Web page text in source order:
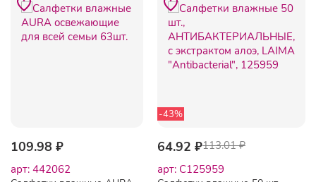
109.98 ₽
арт: 442062
-43%
64.92 ₽113.01 ₽
арт: C125959